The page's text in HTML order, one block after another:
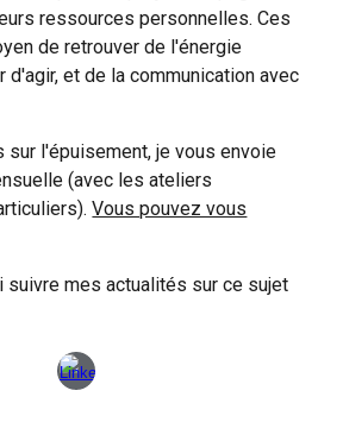
ressources personnelles. Ces
de retrouver de l'énergie
d'agir, et de la communication avec
sur l'épuisement, je vous envoie
(avec les ateliers
Vous pouvez vous
suivre mes actualités sur ce sujet